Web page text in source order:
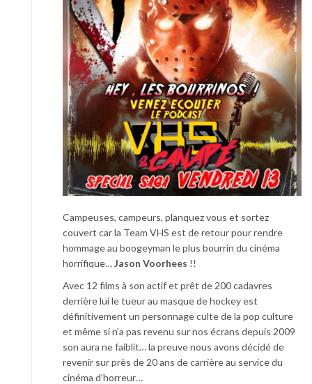
Campeuses, campeurs, planquez vous et sortez
couvert car la Team VHS est de retour pour rendre
hommage au boogeyman le plus bourrin du cinéma
horrifique…Jason Voorhees !!
Avec 12 films à son actif et prêt de 200 cadavres
derrière lui le tueur au masque de hockey est
définitivement un personnage culte de la pop culture
et même si n’a pas revenu sur nos écrans depuis 2009
son aura ne faiblit… la preuve nous avons décidé de
revenir sur près de 20 ans de carrière au service du
cinéma d’horreur…